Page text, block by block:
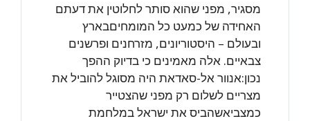
מסגיר, מפני שהוא סותר לחלוטין את דעתם
האחידה של כמעט כל המומחיםבארץ
ובעולם – היסטוריונים, מזרחנים ופרשנים
צבאיים. אלה מאמינים כי בדיוק ההפך
נכון:אנוור אל-סאדאת היה מסוגל להוביל את
מצריים לשלום רק מפני שהצטייר
כמצביאשהביס את ישראל במלחמת